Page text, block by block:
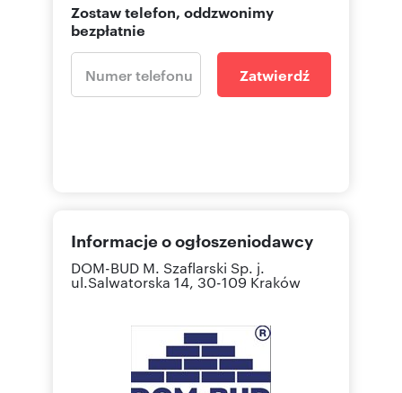
Zostaw telefon, oddzwonimy
bezpłatnie
Zatwierdź
Informacje o ogłoszeniodawcy
DOM-BUD M. Szaflarski Sp. j.
ul.Salwatorska 14, 30-109 Kraków